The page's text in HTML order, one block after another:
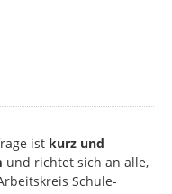
ist kurz und
und richtet sich an alle,
Schule-